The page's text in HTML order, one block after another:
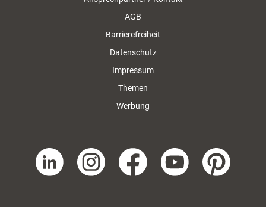
AGB
Barrierefreiheit
Datenschutz
Impressum
Themen
Werbung